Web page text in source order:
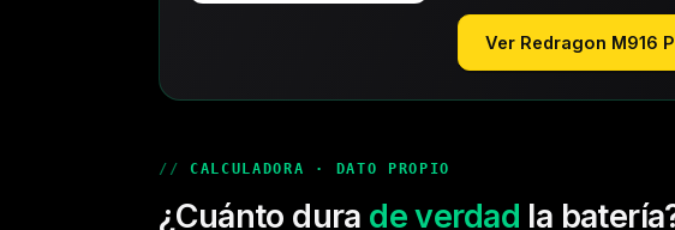
Ver Redragon M916
CALCULADORA · DATO PROPIO
¿Cuánto dura de verdad la